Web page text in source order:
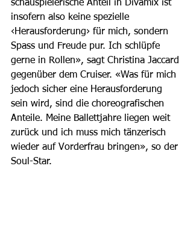
schauspielerische Anteil in Divamix ist
insofern also keine spezielle
‹Herausforderung› für mich, sondern
Spass und Freude pur. Ich schlüpfe
gerne in Rollen», sagt Christina Jaccard
gegenüber dem Cruiser. «Was für mich
jedoch sicher eine Herausforderung
sein wird, sind die choreografischen
Anteile. Meine Ballettjahre liegen weit
zurück und ich muss mich tänzerisch
wieder auf Vorderfrau bringen», so der
Soul-Star.